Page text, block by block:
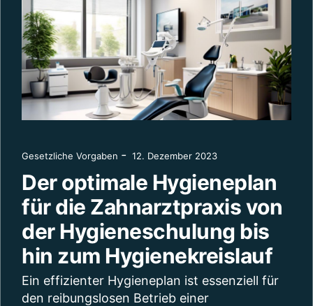
in der
Pflichten,
und
24. Januar 2026
Narkose,
und
Zahnärzte
Gesetzliche Vorgaben - 12. Dezember 2023
Der optimale Hygieneplan
für die Zahnarztpraxis von
der Hygieneschulung bis
hin zum Hygienekreislauf
Ein effizienter Hygieneplan ist essenziell für
den reibungslosen Betrieb einer